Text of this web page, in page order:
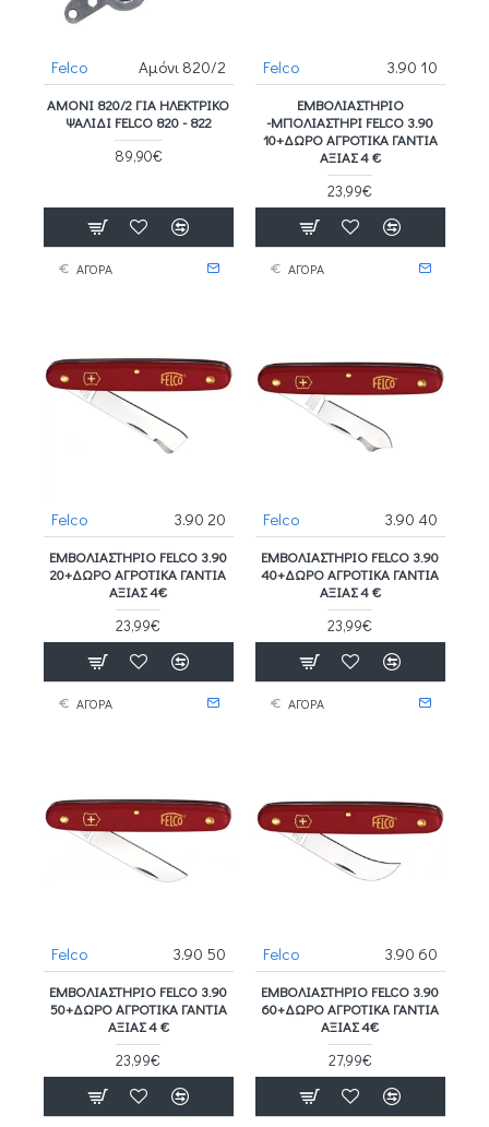
Felco Αμόνι 820/2
ΑΜΌΝΙ 820/2 ΓΙΑ ΗΛΕΚΤΡΙΚΌ
ΨΑΛΊΔΙ FELCO 820 - 822
89,90€
ΑΓΟΡΑ
Felco 3.90 10
ΕΜΒΟΛΙΑΣΤΉΡΙΟ
-ΜΠΟΛΙΑΣΤΉΡΙ FELCO 3.90
10+ΔΩΡΟ ΑΓΡΟΤΙΚΑ ΓΑΝΤΙΑ
ΑΞΙΑΣ 4 €
23,99€
ΑΓΟΡΑ
Felco 3.90 20
ΕΜΒΟΛΙΑΣΤΉΡΙΟ FELCO 3.90
20+ΔΩΡΟ ΑΓΡΟΤΙΚΑ ΓΑΝΤΙΑ
ΑΞΙΑΣ 4€
23,99€
ΑΓΟΡΑ
Felco 3.90 40
ΕΜΒΟΛΙΑΣΤΉΡΙΟ FELCO 3.90
40+ΔΩΡΟ ΑΓΡΟΤΙΚΑ ΓΑΝΤΙΑ
ΑΞΙΑΣ 4 €
23,99€
ΑΓΟΡΑ
Felco 3.90 50
ΕΜΒΟΛΙΑΣΤΉΡΙΟ FELCO 3.90
50+ΔΩΡΟ ΑΓΡΟΤΙΚΑ ΓΑΝΤΙΑ
ΑΞΙΑΣ 4 €
23,99€
Felco 3.90 60
ΕΜΒΟΛΙΑΣΤΉΡΙΟ FELCO 3.90
60+ΔΩΡΟ ΑΓΡΟΤΙΚΑ ΓΑΝΤΙΑ
ΑΞΙΑΣ 4€
27,99€